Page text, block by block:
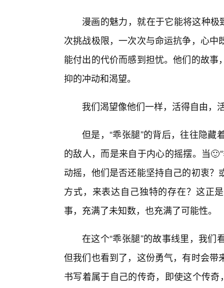
漫画的魅力，就在于它能将这种极
次挑战极限，一次次与命运抗争，心
能付出的代价而感到担忧。他们的故
抑的冲动和渴望。
我们渴望像他们一样，活得自由，
但是，“乖张腿”的背后，往往隐
的敌人，而是来自于内心的摇摆。当
动摇，他们是否还能坚持自己的初衷
方式，来表达自己独特的存在？这正
事，充满了未知数，也充满了可能性。
在这个“乖张腿”的故事线里，我
但我们也看到了，这份勇气，有时会
书写着属于自己的传奇，即使这个传